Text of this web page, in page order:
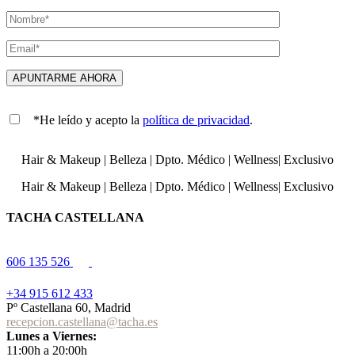
*He leído y acepto la política de privacidad.
Hair & Makeup | Belleza | Dpto. Médico | Wellness| Exclusivo
Hair & Makeup | Belleza | Dpto. Médico | Wellness| Exclusivo
TACHA CASTELLANA
606 135 526
+34 915 612 433
Pº Castellana 60, Madrid
recepcion.castellana@tacha.es
Lunes a Viernes:
11:00h a 20:00h